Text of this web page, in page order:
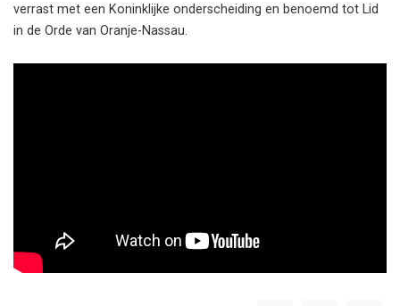
verrast met een Koninklijke onderscheiding en benoemd tot Lid
in de Orde van Oranje-Nassau.